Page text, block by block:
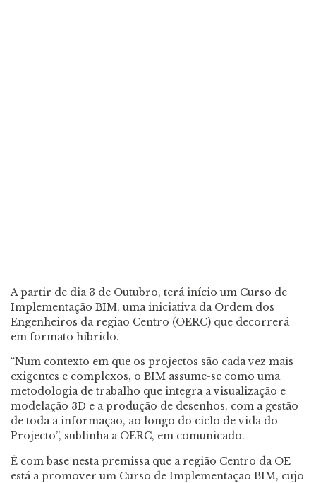
A partir de dia 3 de Outubro, terá início um Curso de
Implementação BIM, uma iniciativa da Ordem dos
Engenheiros da região Centro (OERC) que decorrerá
em formato híbrido.
“Num contexto em que os projectos são cada vez mais
exigentes e complexos, o BIM assume-se como uma
metodologia de trabalho que integra a visualização e
modelação 3D e a produção de desenhos, com a gestão
de toda a informação, ao longo do ciclo de vida do
Projecto”, sublinha a OERC, em comunicado.
É com base nesta premissa que a região Centro da OE
está a promover um Curso de Implementação BIM, cujo